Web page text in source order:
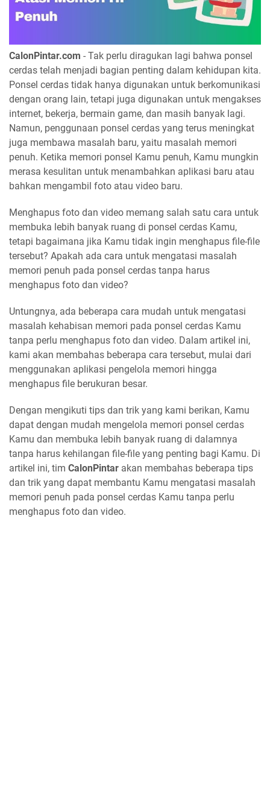
CalonPintar.com - Tak perlu diragukan lagi bahwa ponsel
cerdas telah menjadi bagian penting dalam kehidupan kita.
Ponsel cerdas tidak hanya digunakan untuk berkomunikasi
dengan orang lain, tetapi juga digunakan untuk mengakses
internet, bekerja, bermain game, dan masih banyak lagi.
Namun, penggunaan ponsel cerdas yang terus meningkat
juga membawa masalah baru, yaitu masalah memori
penuh. Ketika memori ponsel Kamu penuh, Kamu mungkin
merasa kesulitan untuk menambahkan aplikasi baru atau
bahkan mengambil foto atau video baru.
Menghapus foto dan video memang salah satu cara untuk
membuka lebih banyak ruang di ponsel cerdas Kamu,
tetapi bagaimana jika Kamu tidak ingin menghapus file-file
tersebut? Apakah ada cara untuk mengatasi masalah
memori penuh pada ponsel cerdas tanpa harus
menghapus foto dan video?
Untungnya, ada beberapa cara mudah untuk mengatasi
masalah kehabisan memori pada ponsel cerdas Kamu
tanpa perlu menghapus foto dan video. Dalam artikel ini,
kami akan membahas beberapa cara tersebut, mulai dari
menggunakan aplikasi pengelola memori hingga
menghapus file berukuran besar.
Dengan mengikuti tips dan trik yang kami berikan, Kamu
dapat dengan mudah mengelola memori ponsel cerdas
Kamu dan membuka lebih banyak ruang di dalamnya
tanpa harus kehilangan file-file yang penting bagi Kamu. Di
artikel ini, tim CalonPintar akan membahas beberapa tips
dan trik yang dapat membantu Kamu mengatasi masalah
memori penuh pada ponsel cerdas Kamu tanpa perlu
menghapus foto dan video.